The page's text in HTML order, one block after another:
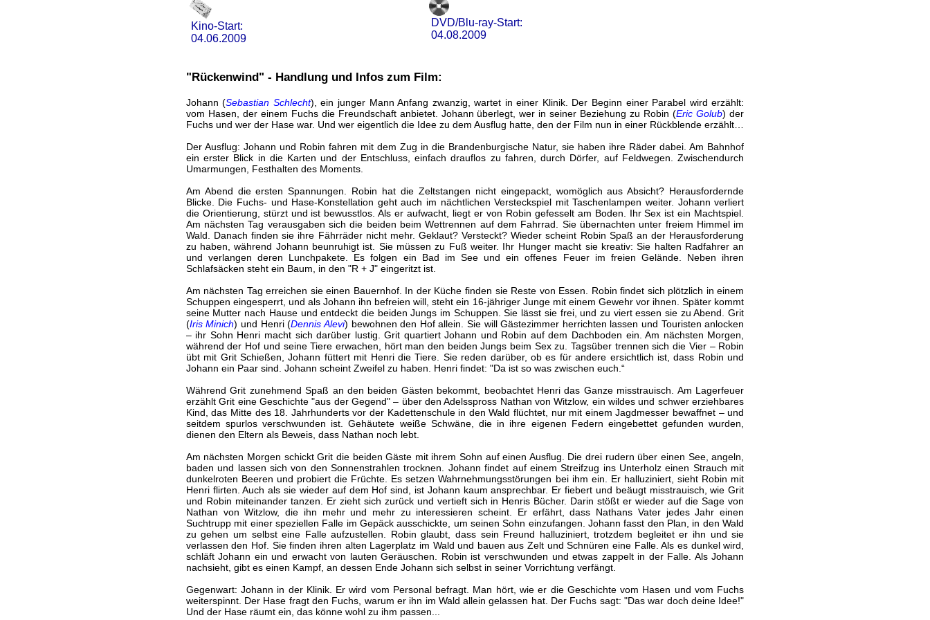
Kino-Start:
04.06.2009
DVD/Blu-ray-Start:
04.08.2009
"Rückenwind" - Handlung und Infos zum Film:
Johann (Sebastian Schlecht), ein junger Mann Anfang zwanzig, wartet in einer Klinik. Der Beginn einer Parabel wird erzählt:
vom Hasen, der einem Fuchs die Freundschaft anbietet. Johann überlegt, wer in seiner Beziehung zu Robin (Eric Golub) der
Fuchs und wer der Hase war. Und wer eigentlich die Idee zu dem Ausflug hatte, den der Film nun in einer Rückblende erzählt…
Der Ausflug: Johann und Robin fahren mit dem Zug in die Brandenburgische Natur, sie haben ihre Räder dabei. Am Bahnhof
ein erster Blick in die Karten und der Entschluss, einfach drauflos zu fahren, durch Dörfer, auf Feldwegen. Zwischendurch
Umarmungen, Festhalten des Moments.
Am Abend die ersten Spannungen. Robin hat die Zeltstangen nicht eingepackt, womöglich aus Absicht? Herausfordernde
Blicke. Die Fuchs- und Hase-Konstellation geht auch im nächtlichen Versteckspiel mit Taschenlampen weiter. Johann verliert
die Orientierung, stürzt und ist bewusstlos. Als er aufwacht, liegt er von Robin gefesselt am Boden. Ihr Sex ist ein Machtspiel.
Am nächsten Tag verausgaben sich die beiden beim Wettrennen auf dem Fahrrad. Sie übernachten unter freiem Himmel im
Wald. Danach finden sie ihre Fährräder nicht mehr. Geklaut? Versteckt? Wieder scheint Robin Spaß an der Herausforderung
zu haben, während Johann beunruhigt ist. Sie müssen zu Fuß weiter. Ihr Hunger macht sie kreativ: Sie halten Radfahrer an
und verlangen deren Lunchpakete. Es folgen ein Bad im See und ein offenes Feuer im freien Gelände. Neben ihren
Schlafsäcken steht ein Baum, in den "R + J" eingeritzt ist.
Am nächsten Tag erreichen sie einen Bauernhof. In der Küche finden sie Reste von Essen. Robin findet sich plötzlich in einem
Schuppen eingesperrt, und als Johann ihn befreien will, steht ein 16-jähriger Junge mit einem Gewehr vor ihnen. Später kommt
seine Mutter nach Hause und entdeckt die beiden Jungs im Schuppen. Sie lässt sie frei, und zu viert essen sie zu Abend. Grit
(Iris Minich) und Henri (Dennis Alevi) bewohnen den Hof allein. Sie will Gästezimmer herrichten lassen und Touristen anlocken
– ihr Sohn Henri macht sich darüber lustig. Grit quartiert Johann und Robin auf dem Dachboden ein. Am nächsten Morgen,
während der Hof und seine Tiere erwachen, hört man den beiden Jungs beim Sex zu. Tagsüber trennen sich die Vier – Robin
übt mit Grit Schießen, Johann füttert mit Henri die Tiere. Sie reden darüber, ob es für andere ersichtlich ist, dass Robin und
Johann ein Paar sind. Johann scheint Zweifel zu haben. Henri findet: "Da ist so was zwischen euch.“
Während Grit zunehmend Spaß an den beiden Gästen bekommt, beobachtet Henri das Ganze misstrauisch. Am Lagerfeuer
erzählt Grit eine Geschichte "aus der Gegend" – über den Adelsspross Nathan von Witzlow, ein wildes und schwer erziehbares
Kind, das Mitte des 18. Jahrhunderts vor der Kadettenschule in den Wald flüchtet, nur mit einem Jagdmesser bewaffnet – und
seitdem spurlos verschwunden ist. Gehäutete weiße Schwäne, die in ihre eigenen Federn eingebettet gefunden wurden,
dienen den Eltern als Beweis, dass Nathan noch lebt.
Am nächsten Morgen schickt Grit die beiden Gäste mit ihrem Sohn auf einen Ausflug. Die drei rudern über einen See, angeln,
baden und lassen sich von den Sonnenstrahlen trocknen. Johann findet auf einem Streifzug ins Unterholz einen Strauch mit
dunkelroten Beeren und probiert die Früchte. Es setzen Wahrnehmungsstörungen bei ihm ein. Er halluziniert, sieht Robin mit
Henri flirten. Auch als sie wieder auf dem Hof sind, ist Johann kaum ansprechbar. Er fiebert und beäugt misstrauisch, wie Grit
und Robin miteinander tanzen. Er zieht sich zurück und vertieft sich in Henris Bücher. Darin stößt er wieder auf die Sage von
Nathan von Witzlow, die ihn mehr und mehr zu interessieren scheint. Er erfährt, dass Nathans Vater jedes Jahr einen
Suchtrupp mit einer speziellen Falle im Gepäck ausschickte, um seinen Sohn einzufangen. Johann fasst den Plan, in den Wald
zu gehen um selbst eine Falle aufzustellen. Robin glaubt, dass sein Freund halluziniert, trotzdem begleitet er ihn und sie
verlassen den Hof. Sie finden ihren alten Lagerplatz im Wald und bauen aus Zelt und Schnüren eine Falle. Als es dunkel wird,
schläft Johann ein und erwacht von lauten Geräuschen. Robin ist verschwunden und etwas zappelt in der Falle. Als Johann
nachsieht, gibt es einen Kampf, an dessen Ende Johann sich selbst in seiner Vorrichtung verfängt.
Gegenwart: Johann in der Klinik. Er wird vom Personal befragt. Man hört, wie er die Geschichte vom Hasen und vom Fuchs
weiterspinnt. Der Hase fragt den Fuchs, warum er ihn im Wald allein gelassen hat. Der Fuchs sagt: "Das war doch deine Idee!"
Und der Hase räumt ein, das könne wohl zu ihm passen...